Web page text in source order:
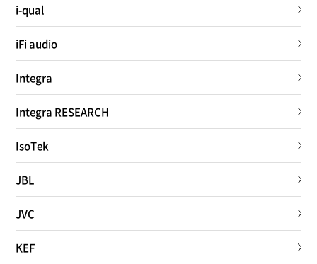
i-qual
iFi audio
Integra
Integra RESEARCH
IsoTek
JBL
JVC
KEF